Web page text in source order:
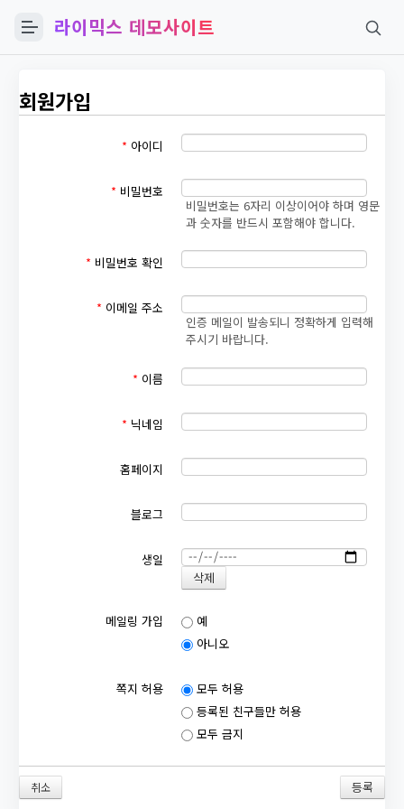
라이믹스 데모사이트
회원가입
* 아이디
* 비밀번호
비밀번호는 6자리 이상이어야 하며 영문
과 숫자를 반드시 포함해야 합니다.
* 비밀번호 확인
* 이메일 주소
인증 메일이 발송되니 정확하게 입력해
주시기 바랍니다.
* 이름
* 닉네임
홈페이지
블로그
생일
메일링 가입
예
아니오
쪽지 허용
모두 허용
등록된 친구들만 허용
모두 금지
취소